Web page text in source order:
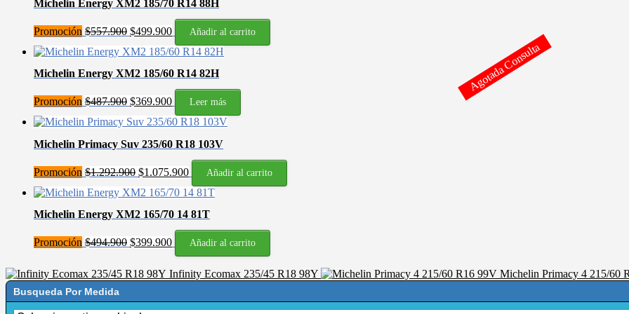
Michelin Energy XM2 185/70 R14 88H
Promoción $557.900
El
precio
original
$557.900.
$499.900
El
precio
actual
$499.900.
Añadir al carrito
Michelin Energy XM2 185/60 R14 82H
Promoción $487.900
El
precio
original
$487.900.
$369.900
El
precio
actual
$369.900.
Leer más
Agotada Consulta
Michelin Primacy Suv 235/60 R18 103V
Promoción $1.292.900
El
precio
original
$1.292.900.
$1.075.900
El
precio
actual
$1.075.900.
Añadir al carrito
Michelin Energy XM2 165/70 14 81T
Promoción $494.900
El
precio
era:
$399.900
El
precio
actual
es:
Añadir al carrito
Infinity Ecomax 235/45 R18 98Y Michelin Primacy 4 215/60
Busqueda Por Medida